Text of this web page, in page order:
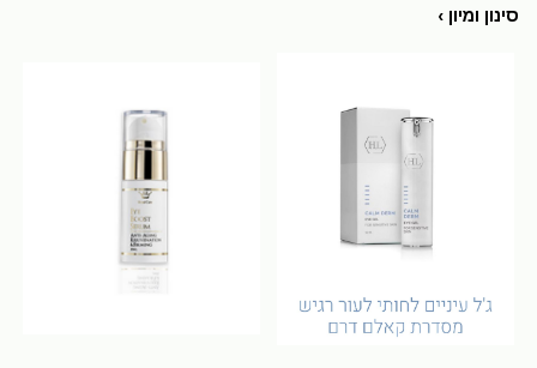
סינון ומיון ›